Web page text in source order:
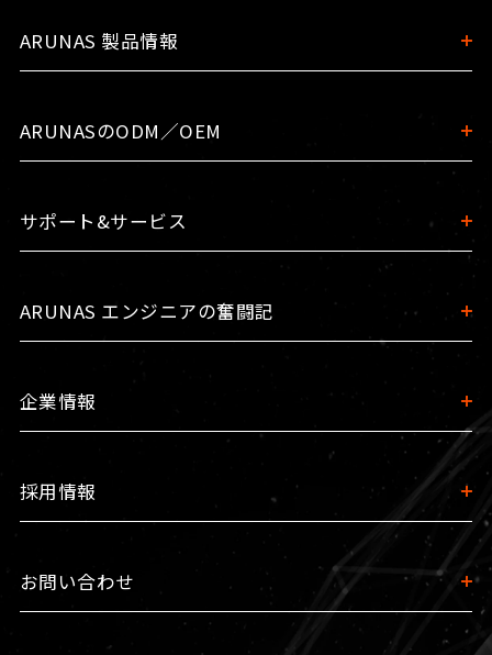
ARUNAS 製品情報
ARUNASのODM／OEM
サポート&サービス
ARUNAS エンジニアの奮闘記
企業情報
採用情報
お問い合わせ